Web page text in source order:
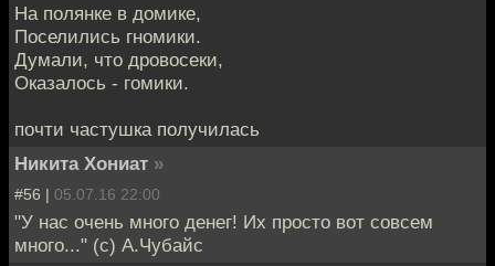
На полянке в домике,
Поселились гномики.
Думали, что дровосеки,
Оказалось - гомики.
почти частушка получилась
Никита Хониат »
#56 | 05.07.16 22:00
"У нас очень много денег! Их просто вот совсем
много..." (с) А.Чубайс